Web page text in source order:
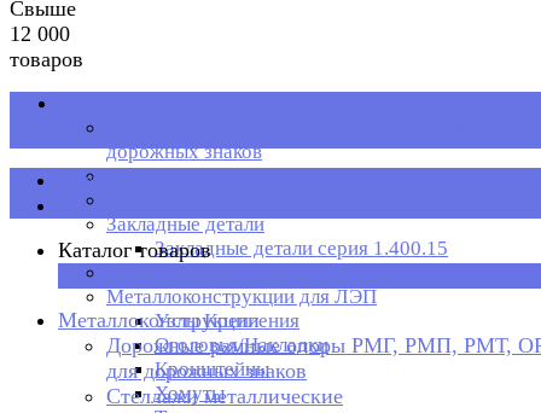
Свыше
12 000
товаров
дорожных знаков
Стеллажи металлические
Закладные детали
Закладные детали серия 1.400.15
Металлоконструкции для ЛЭП
Узлы Крепления
Оголовья/Накладки
Кронштейны
Хомуты
Каталог товаров
Каталог товаров
Металлоконструкции
Дорожные рамные опоры РМГ, РМП, РМТ,
для дорожных знаков
Стеллажи металлические